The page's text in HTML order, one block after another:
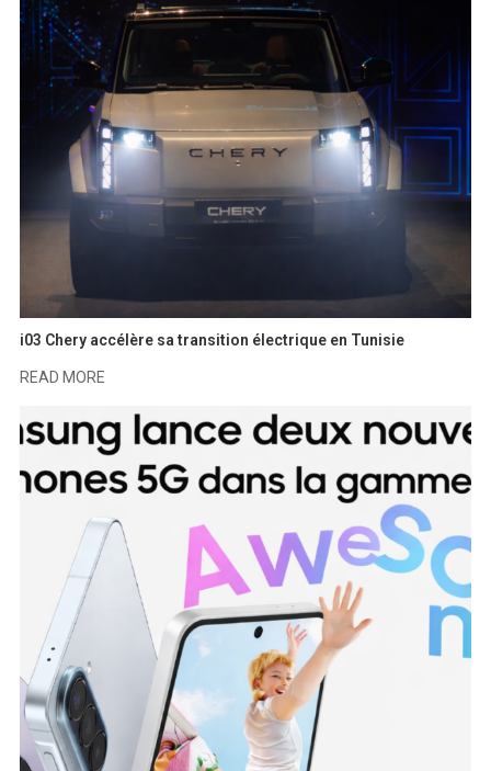
i03 Chery accélère sa transition électrique en Tunisie
READ MORE